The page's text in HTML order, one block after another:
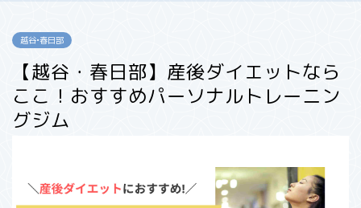
越谷•春日部
【越谷・春日部】産後ダイエットなら
ここ！おすすめパーソナルトレーニン
グジム